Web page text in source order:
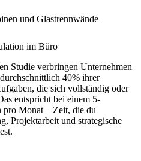
und Glastrennwände
im Büro
Studie verbringen Unternehmen
durchschnittlich 40% ihrer
die sich vollständig oder
entspricht bei einem 5-
pro Monat – Zeit, die du
Projektarbeit und strategische